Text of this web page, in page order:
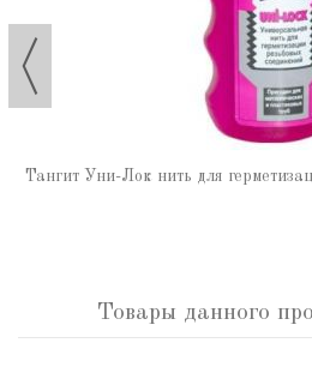
Тангит Уни-Лок нить для
Товары данного